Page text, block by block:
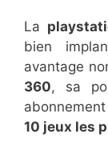
La
bien
avantage
360, sa
10 jeux les